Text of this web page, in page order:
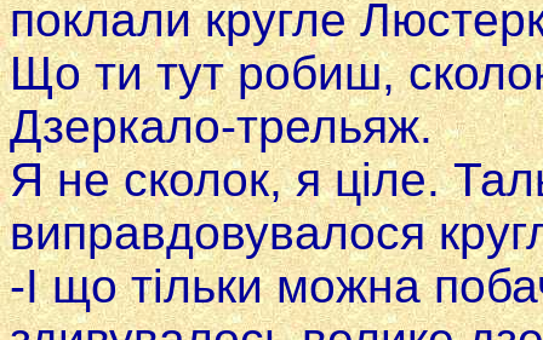
поклали кругле
Що ти тут робиш,
Дзеркало-трельяж.
Я не сколок, я ціле.
виправдовувалося
-І що тільки можна